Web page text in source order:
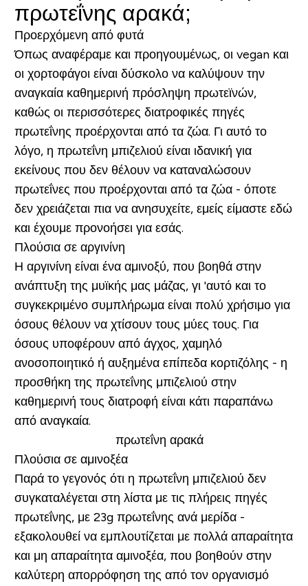
πρωτεΐνης αρακά;
Προερχόμενη από φυτά
Όπως αναφέραμε και προηγουμένως, οι vegan και
οι χορτοφάγοι είναι δύσκολο να καλύψουν την
αναγκαία καθημερινή πρόσληψη πρωτεϊνών,
καθώς οι περισσότερες διατροφικές πηγές
πρωτεΐνης προέρχονται από τα ζώα. Γι αυτό το
λόγο, η πρωτεΐνη μπιζελιού είναι ιδανική για
εκείνους που δεν θέλουν να καταναλώσουν
πρωτεΐνες που προέρχονται από τα ζώα - όποτε
δεν χρειάζεται πια να ανησυχείτε, εμείς είμαστε εδώ
και έχουμε προνοήσει για εσάς.
Πλούσια σε αργινίνη
Η αργινίνη είναι ένα αμινοξύ, που βοηθά στην
ανάπτυξη της μυϊκής μας μάζας, γι 'αυτό και το
συγκεκριμένο συμπλήρωμα είναι πολύ χρήσιμο για
όσους θέλουν να χτίσουν τους μύες τους. Για
όσους υποφέρουν από άγχος, χαμηλό
ανοσοποιητικό ή αυξημένα επίπεδα κορτιζόλης - η
προσθήκη της πρωτεΐνης μπιζελιού στην
καθημερινή τους διατροφή είναι κάτι παραπάνω
από αναγκαία.
Πλούσια σε αμινοξέα
Παρά το γεγονός ότι η πρωτεΐνη μπιζελιού δεν
συγκαταλέγεται στη λίστα με τις πλήρεις πηγές
πρωτεΐνης, με 23g πρωτεΐνης ανά μερίδα -
εξακολουθεί να εμπλουτίζεται με πολλά απαραίτητα
και μη απαραίτητα αμινοξέα, που βοηθούν στην
καλύτερη απορρόφηση της από τον οργανισμό